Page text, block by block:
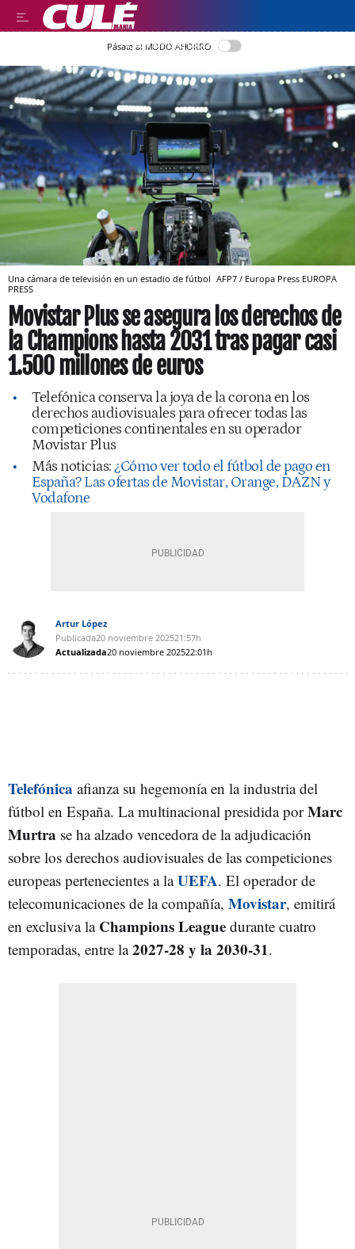
LEER EN CASTELLANO
Pásate al MODO AHORRO
Una cámara de televisión en un estadio de fútbol AFP7 / Europa Press EUROPA
PRESS
Movistar Plus se asegura los derechos de
la Champions hasta 2031 tras pagar casi
1.500 millones de euros
Telefónica conserva la joya de la corona en los
derechos audiovisuales para ofrecer todas las
competiciones continentales en su operador
Movistar Plus
Más noticias:¿Cómo ver todo el fútbol de pago en
España? Las ofertas de Movistar, Orange, DAZN y
Vodafone
Artur López
Publicada20 noviembre 202521:57h
Actualizada20 noviembre 202522:01h
Telefónica afianza su hegemonía en la industria del
fútbol en España. La multinacional presidida porMarc
Murtra se ha alzado vencedora de la adjudicación
sobre los derechos audiovisuales de las competiciones
europeas pertenecientes a laUEFA. El operador de
telecomunicaciones de la compañía, Movistar, emitirá
en exclusiva la Champions League durante cuatro
temporadas, entre la2027-28 y la 2030-31.